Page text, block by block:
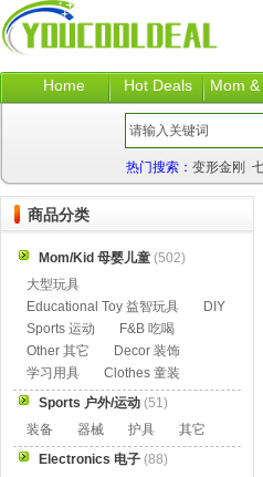
Home Hot Deals Mom &
热门搜索： 变形金刚
商品分类
Mom/Kid 母婴儿童 (502)
大型玩具
Educational Toy 益智玩具
DIY
Sports 运动
F&B 吃喝
Other 其它
Decor 装饰
学习用具
Clothes 童装
Sports 户外/运动 (51)
装备
器械 护具
其它
Electronics 电子 (88)